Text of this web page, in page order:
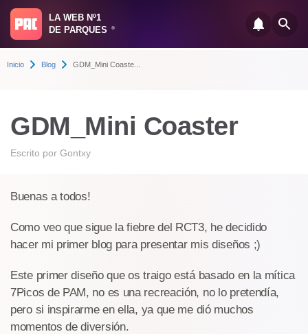
LA WEB Nº1
DE PARQUES
®
Inicio Blog GDM_Mini Coaste...
GDM_Mini Coaster
Escrito por Gontxy
Buenas a todos!
Como veo que sigue la fiebre del RCT3, he decidido
hacer mi primer blog para presentar mis diseños ;)
Este primer diseño que os traigo está basado en la mítica
7Picos de PAM, no es una recreación, no lo pretendía,
pero si inspirarme en ella, ya que me dió muchos
momentos de diversión.